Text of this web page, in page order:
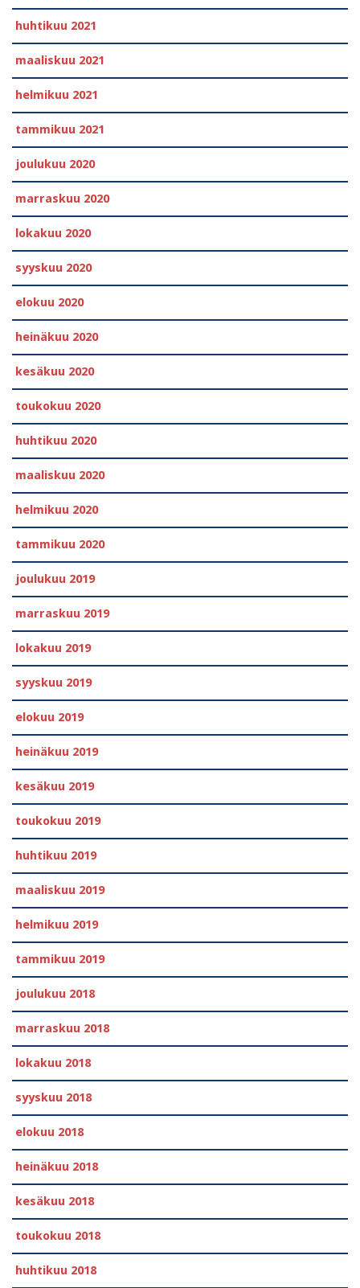
huhtikuu 2021
maaliskuu 2021
helmikuu 2021
tammikuu 2021
joulukuu 2020
marraskuu 2020
lokakuu 2020
syyskuu 2020
elokuu 2020
heinäkuu 2020
kesäkuu 2020
toukokuu 2020
huhtikuu 2020
maaliskuu 2020
helmikuu 2020
tammikuu 2020
joulukuu 2019
marraskuu 2019
lokakuu 2019
syyskuu 2019
elokuu 2019
heinäkuu 2019
kesäkuu 2019
toukokuu 2019
huhtikuu 2019
maaliskuu 2019
helmikuu 2019
tammikuu 2019
joulukuu 2018
marraskuu 2018
lokakuu 2018
syyskuu 2018
elokuu 2018
heinäkuu 2018
kesäkuu 2018
toukokuu 2018
huhtikuu 2018